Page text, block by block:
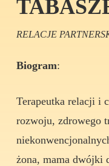
RELACJE
Biogram:
Terapeutka relacji i
rozwoju, zdrowego
żona, mama dwójki